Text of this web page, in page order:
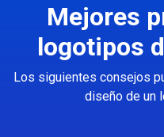
Mejores
logotipos
Los siguientes consejos
diseño de un